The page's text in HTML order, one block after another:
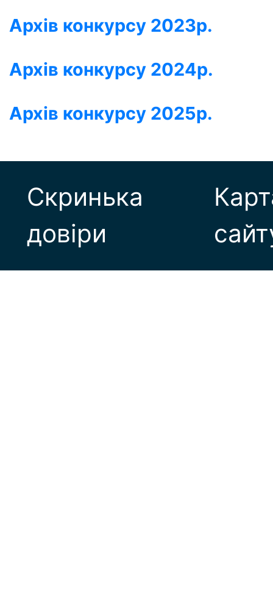
Архів конкурсу 2023р.
Архів конкурсу 2024р.
Архів конкурсу 2025р.
Скринька
довіри